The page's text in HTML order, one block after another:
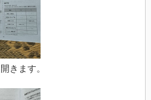
きます。